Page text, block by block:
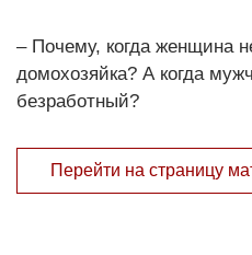
– Почему, когда женщина
домохозяйка? А когда
безработный?
Перейти на страницу